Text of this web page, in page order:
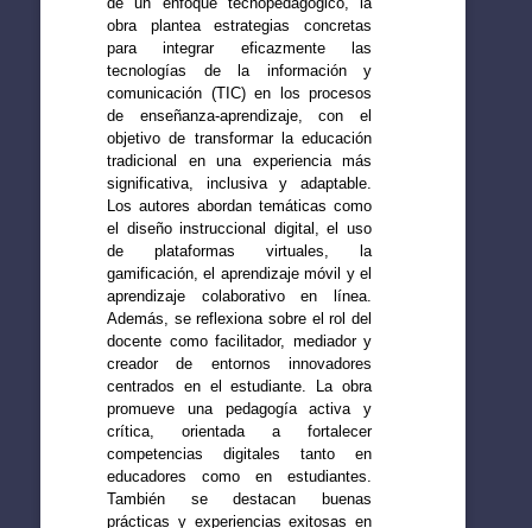
obra plantea estrategias concretas
para integrar eficazmente las
tecnologías de la información y
comunicación (TIC) en los procesos
de enseñanza-aprendizaje, con el
objetivo de transformar la educación
tradicional en una experiencia más
significativa, inclusiva y adaptable.
Los autores abordan temáticas como
el diseño instruccional digital, el uso
de plataformas virtuales, la
gamificación, el aprendizaje móvil y el
aprendizaje colaborativo en línea.
Además, se reflexiona sobre el rol del
docente como facilitador, mediador y
creador de entornos innovadores
centrados en el estudiante. La obra
promueve una pedagogía activa y
crítica, orientada a fortalecer
competencias digitales tanto en
educadores como en estudiantes.
También se destacan buenas
prácticas y experiencias exitosas en